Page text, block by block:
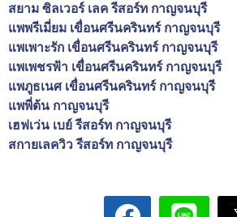
สยาม ซิลเวอร์ เลค รีสอร์ท กาญจนบุรี
แพพรีเมี่ยม เขื่อนศรีนครินทร์ กาญจนบุรี
แพเพาะรัก เขื่อนศรีนครินทร์ กาญจนบุรี
แพเพชรฟ้า เขื่อนศรีนครินทร์ กาญจนบุรี
แพภูธเนศ เขื่อนศรีนครินทร์ กาญจนบุรี
แพพี่ต้น กาญจนบุรี
เฮฟเว่น เบย์ รีสอร์ท กาญจนบุรี
สกายเลควิว รีสอร์ท กาญจนบุรี